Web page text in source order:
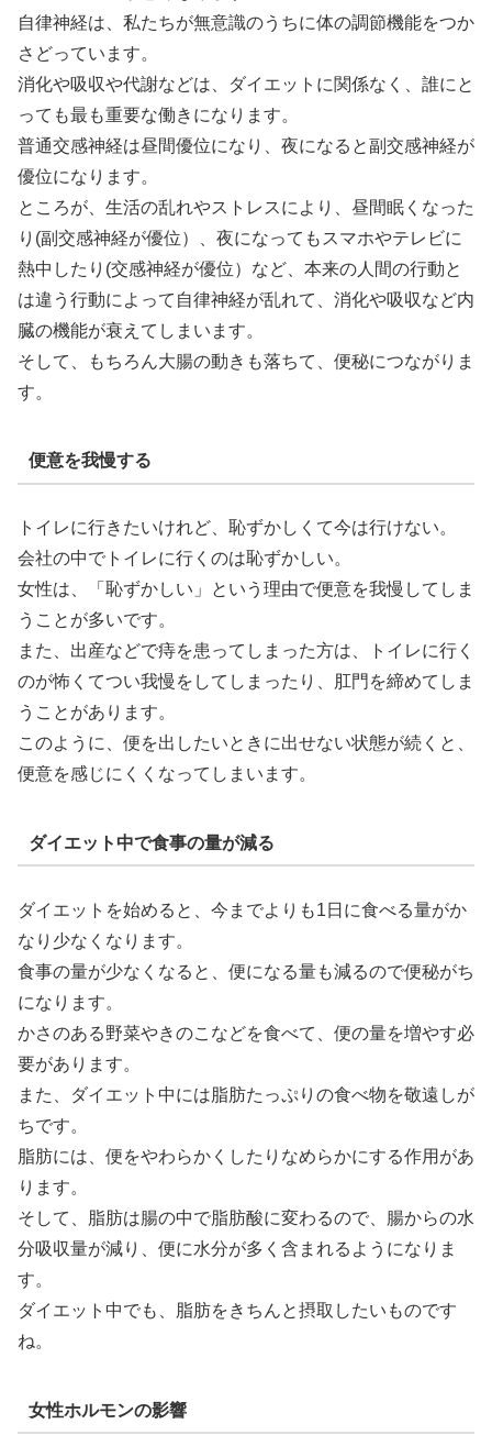
自律神経は、私たちが無意識のうちに体の調節機能をつか
さどっています。
消化や吸収や代謝などは、ダイエットに関係なく、誰にと
っても最も重要な働きになります。
普通交感神経は昼間優位になり、夜になると副交感神経が
優位になります。
ところが、生活の乱れやストレスにより、昼間眠くなった
り(副交感神経が優位）、夜になってもスマホやテレビに
熱中したり(交感神経が優位）など、本来の人間の行動と
は違う行動によって自律神経が乱れて、消化や吸収など内
臓の機能が衰えてしまいます。
そして、もちろん大腸の動きも落ちて、便秘につながりま
す。
便意を我慢する
トイレに行きたいけれど、恥ずかしくて今は行けない。
会社の中でトイレに行くのは恥ずかしい。
女性は、「恥ずかしい」という理由で便意を我慢してしま
うことが多いです。
また、出産などで痔を患ってしまった方は、トイレに行く
のが怖くてつい我慢をしてしまったり、肛門を締めてしま
うことがあります。
このように、便を出したいときに出せない状態が続くと、
便意を感じにくくなってしまいます。
ダイエット中で食事の量が減る
ダイエットを始めると、今までよりも1日に食べる量がか
なり少なくなります。
食事の量が少なくなると、便になる量も減るので便秘がち
になります。
かさのある野菜やきのこなどを食べて、便の量を増やす必
要があります。
また、ダイエット中には脂肪たっぷりの食べ物を敬遠しが
ちです。
脂肪には、便をやわらかくしたりなめらかにする作用があ
ります。
そして、脂肪は腸の中で脂肪酸に変わるので、腸からの水
分吸収量が減り、便に水分が多く含まれるようになりま
す。
ダイエット中でも、脂肪をきちんと摂取したいものです
ね。
女性ホルモンの影響